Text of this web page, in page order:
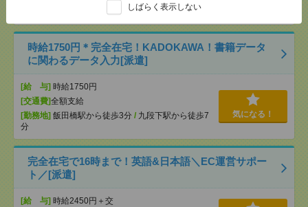
しばらく表示しない
目白駅 北池袋駅/ …
時給1750円＊完全在宅！KADOKAWA！書籍データ
に関わるデータ入力[派遣]
[給 与] 時給1750円
[交通費]全額支給
[勤務地] 飯田橋駅から徒歩3分 / 九段下駅から徒歩7
分
気になる！
完全在宅で16時まで！英語&日本語＼EC運営サポー
ト／[派遣]
[給 与] 時給2450円＋交